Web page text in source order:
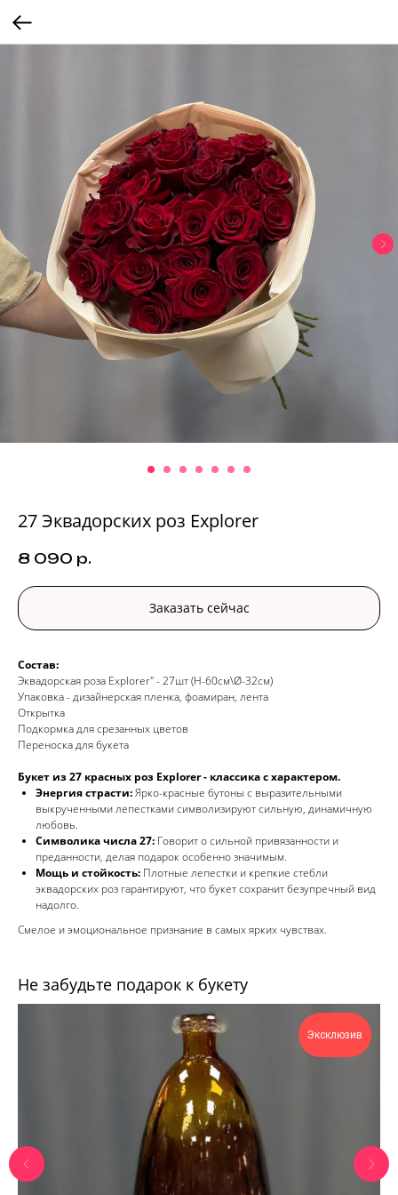
27 Эквадорских роз Explorer
8 090 р.
Заказать сейчас
Состав:
Эквадорская роза Explorer" - 27шт (H-60см\Ø-32см)
Упаковка - дизайнерская пленка, фоамиран, лента
Открытка
Подкормка для срезанных цветов
Переноска для букета
Букет из 27 красных роз Explorer - классика с характером.
Энергия страсти:Ярко-красные бутоны с выразительными
выкрученными лепестками символизируют сильную, динамичную
любовь.
Символика числа 27: Говорит о сильной привязанности и
преданности, делая подарок особенно значимым.
Мощь и стойкость: Плотные лепестки и крепкие стебли
эквадорских роз гарантируют, что букет сохранит безупречный вид
надолго.
Смелое и эмоциональное признание в самых ярких чувствах.
Не забудьте подарок к букету
Эксклюзив